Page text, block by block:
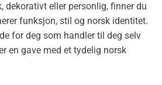
dekorativt eller personlig, finner du
funksjon, stil og norsk identitet.
for deg som handler til deg selv
en gave med et tydelig norsk